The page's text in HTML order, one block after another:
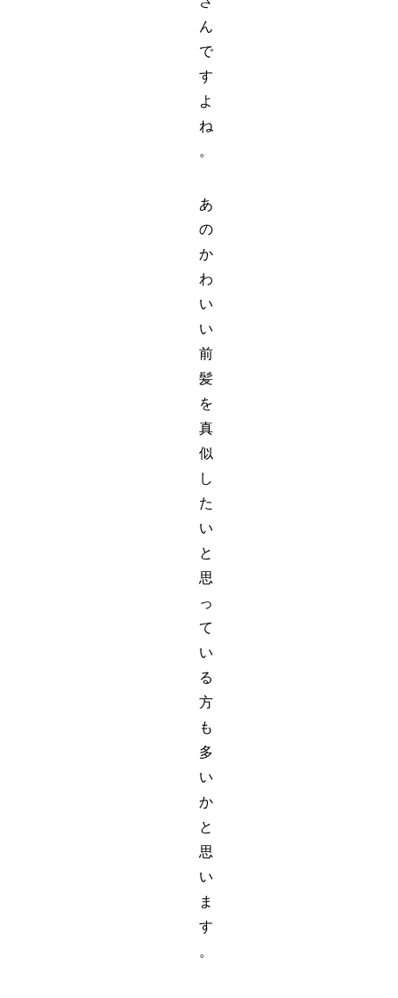
ん
で
す
よ
ね
。
あ
の
か
わ
い
い
前
髪
を
真
似
し
た
い
と
思
っ
て
い
る
方
も
多
い
か
と
思
い
ま
す
。